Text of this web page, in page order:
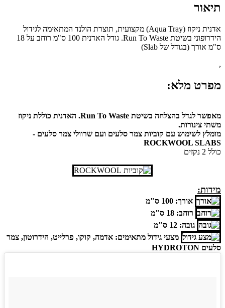
תיאור
אדנית ניקוז (Aqua Tray) מקצועית, תוצרת הולנד המתאימה לגידול
הידרופוני בשיטת Run To Waste. גודל האדנית 100 ס"מ רוחב על 18
ס"מ אורך (בגודל של Slab)
,
מפרט מלא:
מאפשר לגדל בהצלחה בשיטת Run To Waste. האדנית כוללת ניקוז
משתי צינורות.
מומלץ לשימוש עם קוביות צמר סלעים ועם שרוולי צמר סלעים -
ROCKWOOL SLABS
כולל 2 נקזים
מידות:
אורך: 100 ס"מ
רוחב: 18 ס"מ
גובה: 12 ס"מ
מצעי גידול מתאימים: אדמה, קוקו, פרלייט, הידרוטון, צמר
סלעים HYDROTON